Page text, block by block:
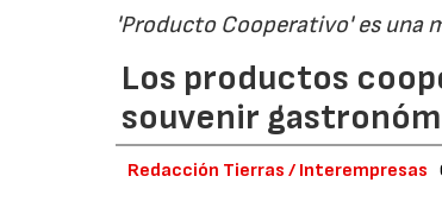
'Producto Cooperativo' es una
Los productos
souvenir
Redacción Tierras / Interempresas